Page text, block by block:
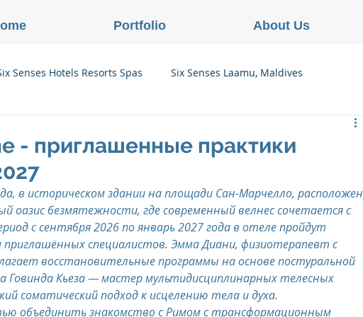
Senses Hotels Resorts Spas Six Senses Laamu, Maldives
Douro Valley, Portugal Six Senses Courchevel, France
Seychelles Six Senses Vana, Индия
Onlink Insights Oberoi Hotels & Resorts
- приглашенные практики
в историческом здании на площади Сан-Марчелло, расположен
оазис безмятежности, где современный велнес сочетается с
с сентября 2026 по январь 2027 года в отеле пройдут
приглашённых специалистов. Эмма Диани, физиотерапевт с
восстановительные программы на основе постуральной
Говинда Кьеза — мастер мультидисциплинарных телесных
соматический подход к исцелению тела и духа.
объединить знакомство с Римом с трансформационным
Portfolio About Us